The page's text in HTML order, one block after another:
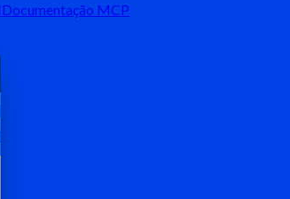
Documentação MCP